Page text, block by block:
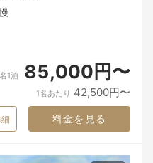
だ「何を食べたか」だけでは
残るのではないでしょうか。
1泊 85,000円〜
1名あたり 42,500円〜
料金を見る